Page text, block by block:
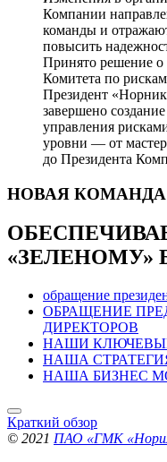
Компании
команды и
повысить
Принято решение
Комитета по
Президент
завершено
управления
уровни — от
до Президента
НОВАЯ КОМАНДА
обращение
ОБРАЩЕНИЕ
ДИРЕКТОРОВ
НАШИ
НАША
НАША БИЗНЕС
Краткий обзор
© 2021 ПАО «ГМК